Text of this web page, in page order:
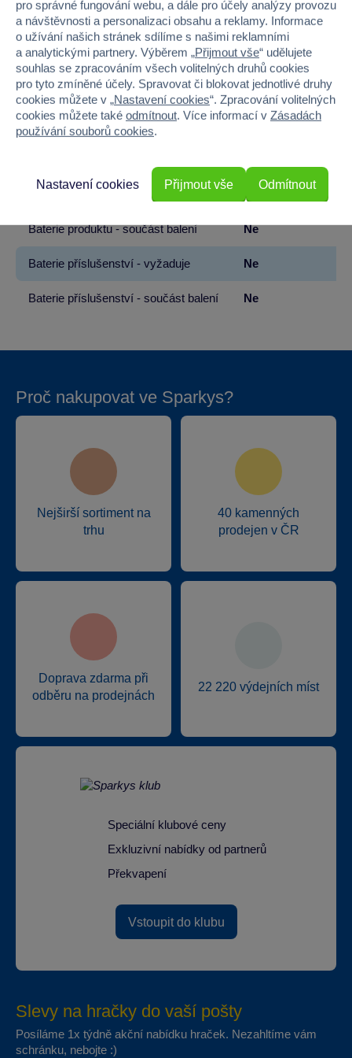
Pohlaví HOLKA, KLUK
Šířka 24
Výška 19
Hloubka
Baterie produktu - součást balení Ne
Baterie příslušenství - vyžaduje Ne
Baterie příslušenství - součást balení Ne
Proč nakupovat ve Sparkys?
Nejširší sortiment na
trhu
40 kamenných
prodejen v ČR
Doprava zdarma při
odběru na prodejnách
22 220 výdejních míst
Speciální klubové ceny
Exkluzivní nabídky od partnerů
Překvapení
Vstoupit do klubu
Slevy na hračky do vaší pošty
Posíláme 1x týdně akční nabídku hraček. Nezahltíme vám
schránku, nebojte :)
pro správné fungování webu, a dále pro účely analýzy provozu
a návštěvnosti a personalizaci obsahu a reklamy. Informace
o užívání našich stránek sdílíme s našimi reklamními
a analytickými partnery. Výběrem „Přijmout vše“ udělujete
souhlas se zpracováním všech volitelných druhů cookies
pro tyto zmíněné účely. Spravovat či blokovat jednotlivé druhy
cookies můžete v „Nastavení cookies“. Zpracování volitelných
cookies můžete také odmítnout. Více informací v Zásadách
používání souborů cookies.
Odmítnout
Nastavení cookies Přijmout vše